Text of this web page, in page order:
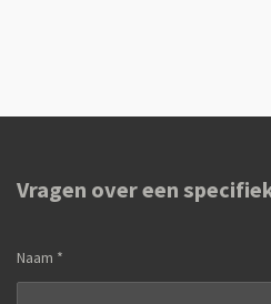
Vragen over een
Naam *